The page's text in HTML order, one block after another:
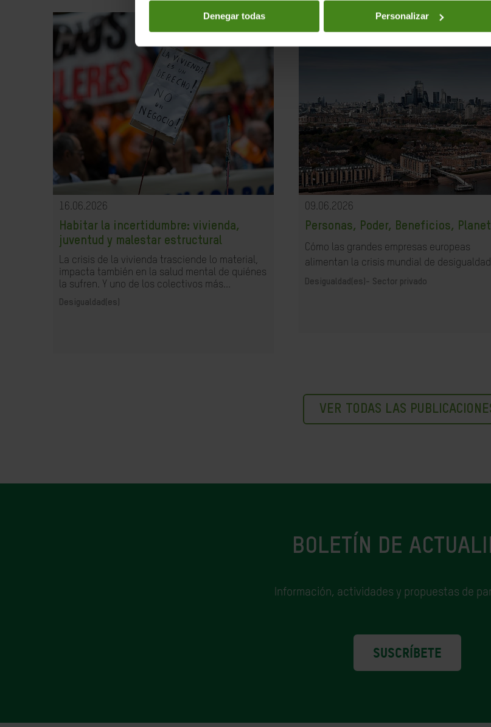
Denegar todas Personalizar
16.06.2026
Habitar la incertidumbre: vivienda,
juventud y malestar estructural
La crisis de la vivienda trasciende lo material,
impacta también en la salud mental de quiénes
la sufren. Y uno de los colectivos más...
Desigualdad(es)
09.06.2026
Personas, Poder, Beneficios,
Cómo las grandes empresas europeas
alimentan la crisis mundial de
Desigualdad(es)- Sector privado
VER TODAS LAS
BOLETÍN DE
Información, actividades y propuestas de
SUSCRÍBETE